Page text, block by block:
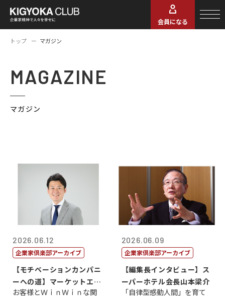
会員になる
トップ マガジン
MAGAZINE
マガジン
2026.06.12
企業家倶楽部アーカイブ
【モチベーションカンパニ
ーへの道】マーケットエン
タープライズ...
お客様とＷｉｎＷｉｎな関
2026.06.09
企業家倶楽部アーカイブ
【編集長インタビュー】ス
ーパーホテル会長山本梁介
「自律型感動人間」を育て